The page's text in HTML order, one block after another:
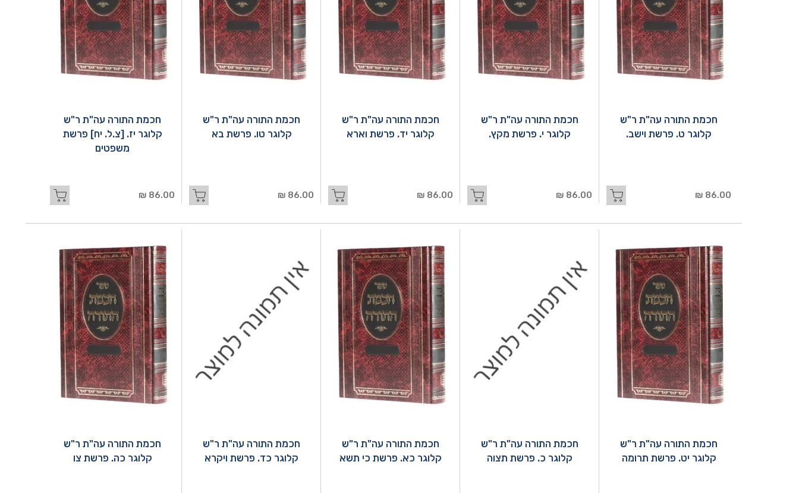
חכמת התורה עה"ת ר"ש
קלוגר ט. פרשת וישב.
86.00 ₪
חכמת התורה עה"ת ר"ש
קלוגר י. פרשת מקץ.
86.00 ₪
חכמת התורה עה"ת ר"ש
קלוגר יד. פרשת וארא
86.00 ₪
חכמת התורה עה"ת ר"ש
קלוגר טו. פרשת בא
86.00 ₪
חכמת התורה עה"ת ר"ש
קלוגר יז. [צ.ל. יח] פרשת
משפטים
86.00 ₪
חכמת התורה עה"ת ר"ש
קלוגר יט. פרשת תרומה
חכמת התורה עה"ת ר"ש
קלוגר כ. פרשת תצוה
חכמת התורה עה"ת ר"ש
קלוגר כא. פרשת כי תשא
חכמת התורה עה"ת ר"ש
קלוגר כד. פרשת ויקרא
חכמת התורה עה"ת ר"ש
קלוגר כה. פרשת צו